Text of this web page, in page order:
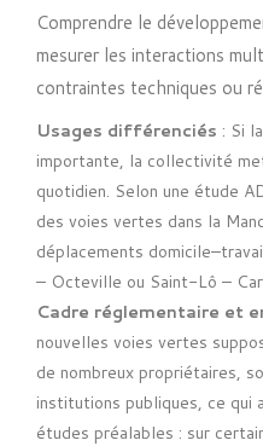
Comprendre le
mesurer les interactions
contraintes techniques ou
Usages différenciés : Si
importante, la collectivité
quotidien. Selon une étude
des voies vertes dans la
déplacements
– Octeville ou Saint-Lô –
Cadre réglementaire et
nouvelles voies vertes
de nombreux propriétaires,
institutions publiques, ce qui
études préalables : sur